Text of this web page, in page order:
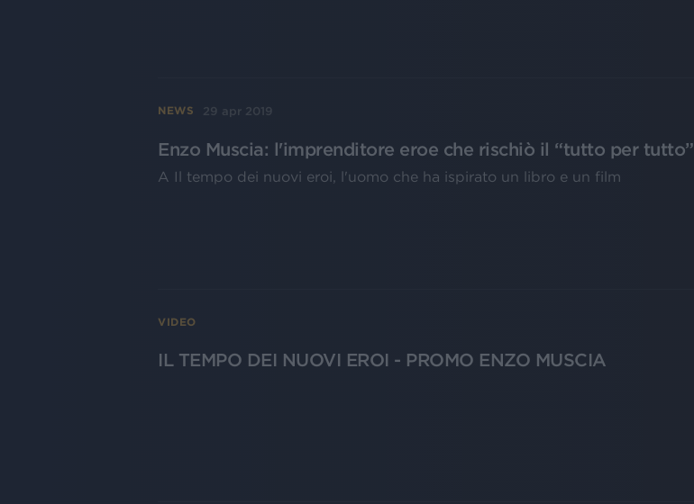
NEWS 29 apr 2019
Enzo Muscia: l'imprenditore eroe che rischiò il “tutto per tutto”
A Il tempo dei nuovi eroi, l'uomo che ha ispirato un libro e un film
VIDEO
IL TEMPO DEI NUOVI EROI - PROMO ENZO MUSCIA